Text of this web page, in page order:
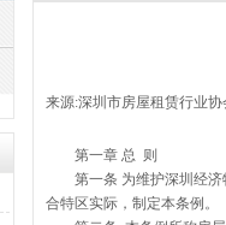
来源:深圳市房屋租赁行业协
第一章 总 则
第一条 为维护深圳经
合特区实际，制定本条例。